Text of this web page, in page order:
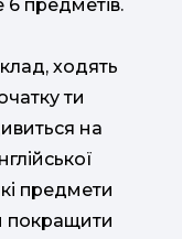
предметів.
ходять
ти
на
предмети
покращити